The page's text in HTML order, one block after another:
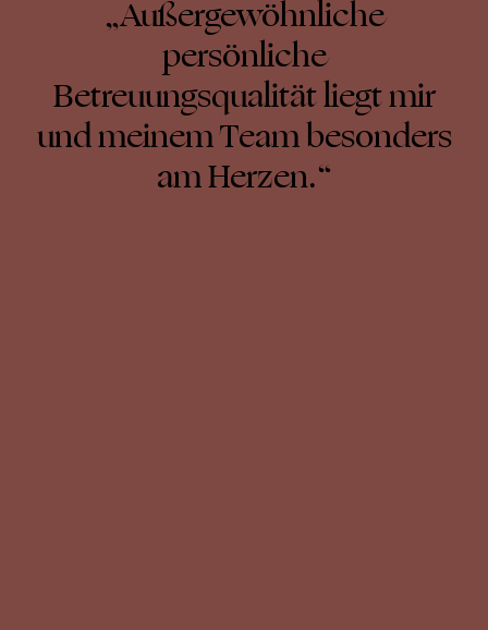
„Außergewöhnliche
persönliche
Betreuungsqualität liegt mir
und meinem Team besonders
am Herzen.“